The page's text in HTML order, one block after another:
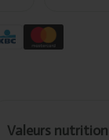
Valeurs